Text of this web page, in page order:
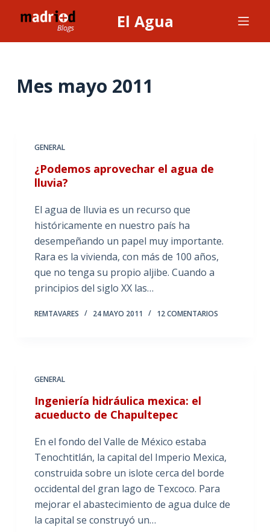
l
El Agua
Mes mayo 2011
GENERAL
¿Podemos aprovechar el agua de
lluvia?
El agua de lluvia es un recurso que
históricamente en nuestro país ha
desempeñando un papel muy importante.
Rara es la vivienda, con más de 100 años,
que no tenga su propio aljibe. Cuando a
principios del siglo XX las…
REMTAVARES 24 MAYO 2011 12 COMENTARIOS
GENERAL
Ingeniería hidráulica mexica: el
acueducto de Chapultepec
En el fondo del Valle de México estaba
Tenochtitlán, la capital del Imperio Mexica,
construida sobre un islote cerca del borde
occidental del gran lago de Texcoco. Para
mejorar el abastecimiento de agua dulce de
la capital se construyó un…